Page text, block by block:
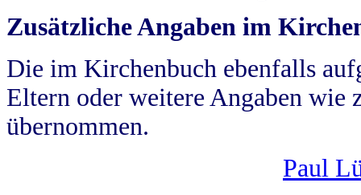
Zusätzliche Angaben im
Die im Kirchenbuch ebenfalls
Eltern oder weitere Angaben wie
übernommen.
Paul